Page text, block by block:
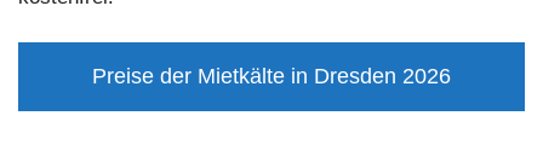
Preise der Mietkälte in Dresden 2026